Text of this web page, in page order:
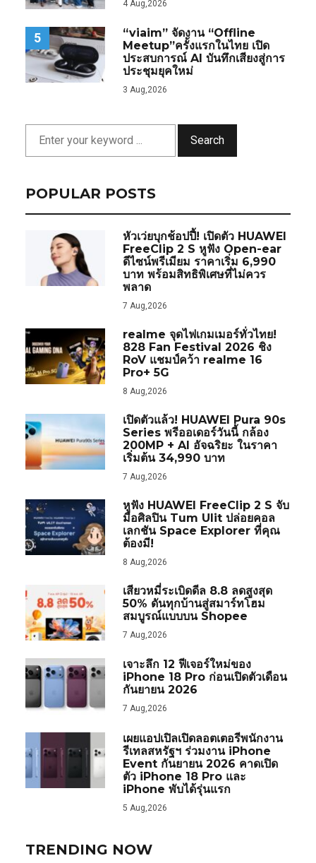
4 Aug,2026
5
“viaim” จัดงาน “Offline
Meetup”ครั้งแรกในไทย เปิด
ประสบการณ์ AI บันทึกเสียงสู่การ
ประชุมยุคใหม่
3 Aug,2026
Search
POPULAR POSTS
หัวเว่ยบุกช้อปปี้! เปิดตัว HUAWEI
FreeClip 2 S หูฟัง Open-ear
ดีไซน์พรีเมียม ราคาเริ่ม 6,990
บาท พร้อมสิทธิพิเศษที่ไม่ควร
พลาด
7 Aug,2026
realme จุดไฟเกมเมอร์ทั่วไทย!
828 Fan Festival 2026 ชิง
RoV แชมป์คว้า realme 16
Pro+ 5G
8 Aug,2026
เปิดตัวแล้ว! HUAWEI Pura 90s
Series พรีออเดอร์วันนี้ กล้อง
200MP + AI อัจฉริยะ ในราคา
เริ่มต้น 34,990 บาท
7 Aug,2026
หูฟัง HUAWEI FreeClip 2 S จับ
มือศิลปิน Tum Ulit ปล่อยคอล
เลกชัน Space Explorer ที่คุณ
ต้องมี!
8 Aug,2026
เสียวหมี่ระเบิดดีล 8.8 ลดสูงสุด
50% ดันทุกบ้านสู่สมาร์ทโฮม
สมบูรณ์แบบบน Shopee
7 Aug,2026
เจาะลึก 12 ฟีเจอร์ใหม่ของ
iPhone 18 Pro ก่อนเปิดตัวเดือน
กันยายน 2026
7 Aug,2026
เผยแอปเปิลเปิดลอตเตอรีพนักงาน
รีเทลสหรัฐฯ ร่วมงาน iPhone
Event กันยายน 2026 คาดเปิด
ตัว iPhone 18 Pro และ
iPhone พับได้รุ่นแรก
5 Aug,2026
TRENDING NOW